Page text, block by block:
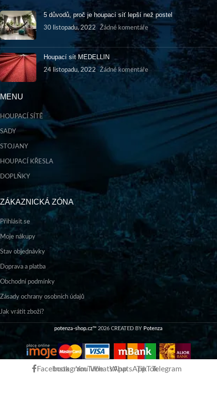
5 důvodů, proč je houpací síť lepší než postel
30 listopadu, 2022 Žádné komentáře
Houpací sít MEDELLIN
24 listopadu, 2022 Žádné komentáře
MENU
HOUPACÍ SÍTĚ
SADY
STOJANY
HOUPACÍ KŘESLA
DOPLŇKY
ZÁKAZNICKÁ ZÓNA
Přihlásit se
Moje nákupy
Stav objednávky
Doprava a platba
Obchodní podmínky
Zásady ochrany osobních údajů
Jak vrátit zboží?
potenza-shop.cz™ 2026 CREATED BY Potenza
FacebookInstagramYouTubeWhatsAppWhatsAppTikTokTelegram